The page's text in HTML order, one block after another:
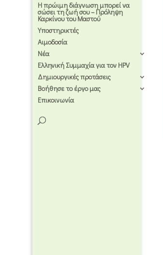
Η πρώιμη διάγνωση μπορεί να
σώσει τη ζωή σου – Πρόληψη
Καρκίνου του Μαστού
Υποστηρικτές
Αιμοδοσία
Νέα
Ελληνική Συμμαχία για τον HPV
Δημιουργικές προτάσεις
Βοήθησε το έργο μας
Επικοινωνία